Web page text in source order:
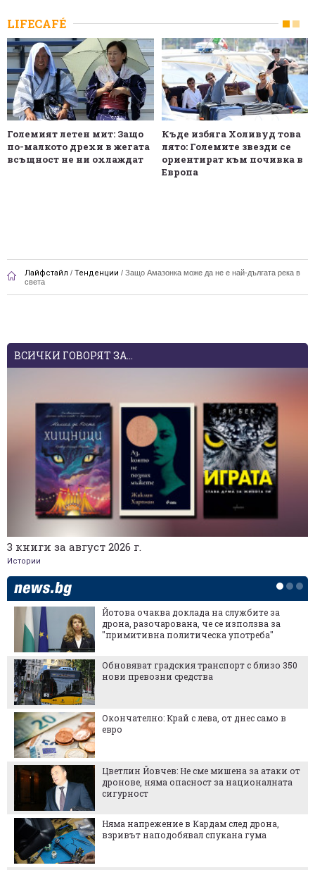
LIFECAFÉ
Големият летен мит: Защо
по-малкото дрехи в жегата
всъщност не ни охлаждат
Къде избяга Холивуд това
лято: Големите звезди се
ориентират към почивка в
Европа
Лайфстайл / Тенденции / Защо Амазонка може да не е най-дългата река в
света
ВСИЧКИ ГОВОРЯТ ЗА...
3 книги за август 2026 г.
Истории
Йотова очаква доклада на службите за
дрона, разочарована, че се използва за
"примитивна политическа употреба"
Обновяват градския транспорт с близо 350
нови превозни средства
Окончателно: Край с лева, от днес само в
евро
Цветлин Йовчев: Не сме мишена за атаки от
дронове, няма опасност за националната
сигурност
Няма напрежение в Кардам след дрона,
взривът наподобявал спукана гума